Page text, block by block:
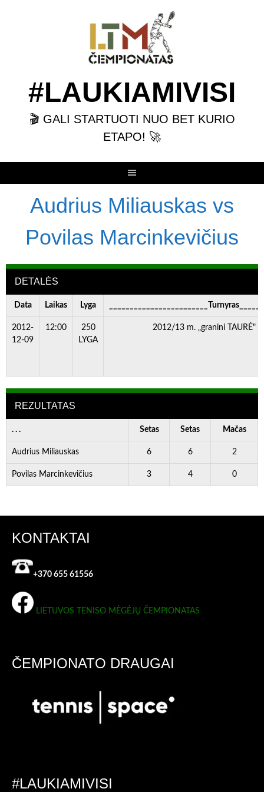
#LAUKIAMIVISI
🎬 GALI STARTUOTI NUO BET KURIO
ETAPO! 🚀
Audrius Miliauskas vs
Povilas Marcinkevičius
DETALĖS
Data Laikas Lyga
2012-
12-09
12:00
250
LYGA
2012/13 m. „granini TAURĖ"
REZULTATAS
. . . Setas Setas Mačas
Audrius Miliauskas 6 6 2
Povilas Marcinkevičius 3 4 0
KONTAKTAI
+370 655 61556
LIETUVOS TENISO MĖGĖJŲ ČEMPIONATAS
ČEMPIONATO DRAUGAI
#LAUKIAMIVISI